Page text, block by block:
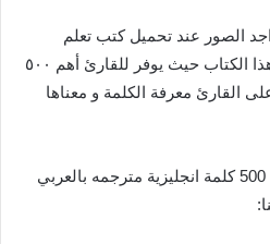
الصور عند تحميل كتب تعلم
الإنجليزية للمبتدئين PDF في هذا الكتاب حيث يوفر للقارئ أهم ٥٠٠
القارئ معرفة الكلمة و معناها
نتعرف على مميزات كتاب أهم 500 كلمة انجليزية مترجمه بالعربي